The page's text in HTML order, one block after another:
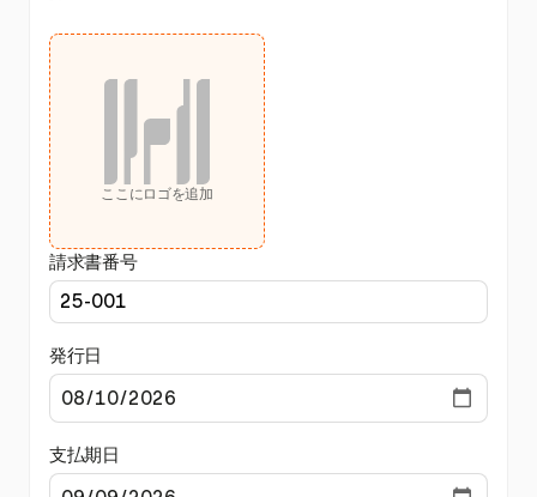
ここにロゴを追加
請求書番号
発行日
支払期日